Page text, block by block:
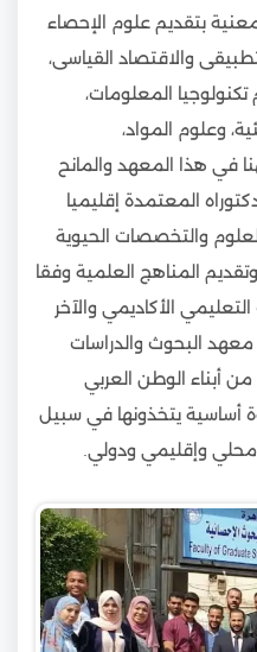
بتقديم علوم الإحصاء
والاقتصاد القياسى،
المعلومات،
وعلوم المواد،
في هذا المعهد والمانح
المعتمدة إقليميا
والتخصصات الحيوية
المناهج العلمية وفقا
الأكاديمي والآخر
معهد البحوث والدراسات
من أبناء الوطن العربي
أساسية يتخذونها في سبيل
وإقليمي ودولي.